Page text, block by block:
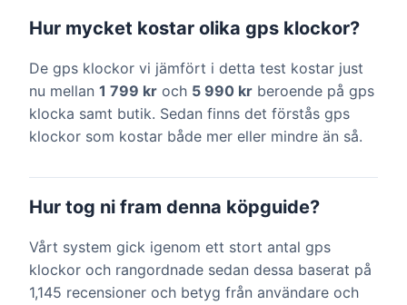
Hur mycket kostar olika gps klockor?
De gps klockor vi jämfört i detta test kostar just
nu mellan 1 799 kr och 5 990 kr beroende på gps
klocka samt butik. Sedan finns det förstås gps
klockor som kostar både mer eller mindre än så.
Hur tog ni fram denna köpguide?
Vårt system gick igenom ett stort antal gps
klockor och rangordnade sedan dessa baserat på
1,145 recensioner och betyg från användare och